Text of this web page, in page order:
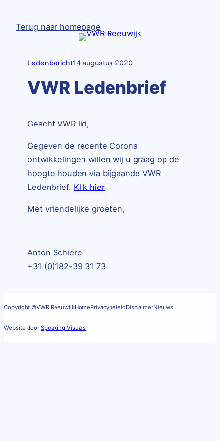
naarTerug naar homepage
Ledenbericht14 augustus 2020
VWR Ledenbrief
Geacht VWR lid,
Gegeven de recente Corona
ontwikkelingen willen wij u graag op de
hoogte houden via bijgaande VWR
Ledenbrief. Klik hier
Met vriendelijke groeten,
Anton Schiere
+31 (0)182-39 31 73
Copyright ©VWR ReeuwijkHomePrivacybeleidDisclaimerNieuws
Website door Speaking Visuals